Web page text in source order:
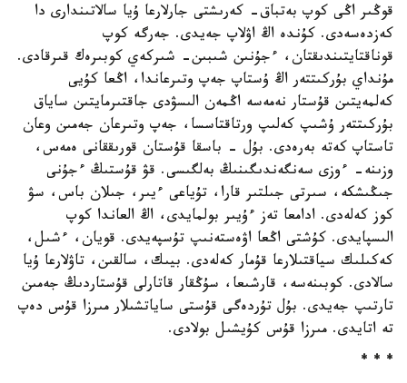
قوڭىر اڭى كوپ بەتباق- كەرىشتى جارلارعا ۇيا سالاتىندارى دا
كەزدەسەدى. كۇندە اڭ اۋلاپ جەيدى. جەرگە كوپ
قوناقتايتىندىقتان، ءجۇنىن شىبىن- شىركەي كوبىرەك قىرقادى.
مۇنداي بۇركىتتەر اڭ ۇستاپ جەپ وتىرعاندا، اڭعا كۇيى
كەلمەيتىن قۇستار نەمەسە اڭمەن الىسۋدى جاقتىرمايتىن ساياق
بۇركىتتەر ۇشىپ كەلىپ ورتاقتاسسا، جەپ وتىرعان جەمىن وعان
تاستاپ كەتە بەرەدى. بۇل - باسقا قۇستان قورىققانى ەمەس،
وزىنە- ءوزى سەنگەندىگىنىڭ بەلگىسى. قۋ قۇستىڭ ءجۇنى
جىڭىشكە، سىرتى جىلتىر قارا، تۇياعى ءيىر، جىلان باس، سۋ
كوز كەلەدى. ادامعا تەز ءۇيىر بولمايدى، اڭ العاندا كوپ
الىسپايدى. كۇشتى اڭعا اۋەستەنىپ تۇسپەيدى. قويان، ءشىل،
كەكىلىك سياقتىلارعا قۇمار كەلەدى. بيىك، سالقىن، تاۋلارعا ۇيا
سالادى. كوبىنەسە، قارشىعا، سۇڭقار قاتارلى قۇستاردىڭ جەمىن
تارتىپ جەيدى. بۇل تۇردەگى قۇستى ساياتشىلار مىرزا قۇس دەپ
تە اتايدى. مىرزا قۇس كۇيشىل بولادى.
* * *